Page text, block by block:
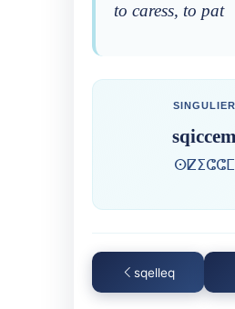
to caress, to pat
SINGULIER
sqiccem
ⵙⵇⵉⵛⵛⵎ
sqelleq